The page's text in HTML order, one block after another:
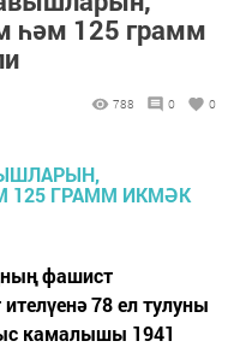
һәм 125 грамм
788 0 0
фашист
78 ел тулуны
камалышы 1941